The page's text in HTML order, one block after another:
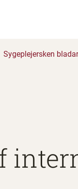
Sygeplejersken